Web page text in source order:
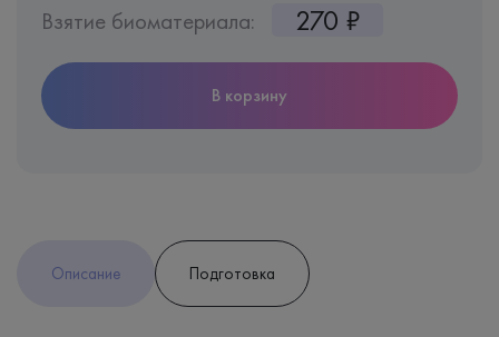
Взятие биоматериала: 270 ₽
В корзину
Описание Подготовка